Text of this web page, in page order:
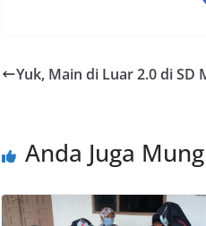
Yuk, Main di Luar 2.0 di SD
Anda Juga